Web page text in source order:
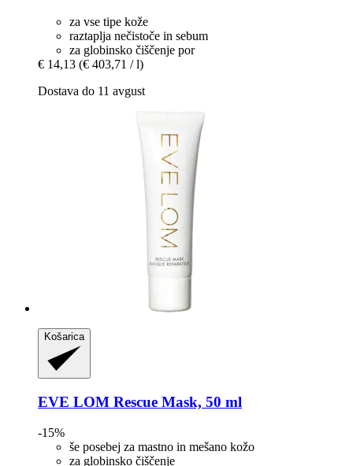
za vse tipe kože
raztaplja nečistoče in sebum
za globinsko čiščenje por
€ 14,13 (€ 403,71 / l)
Dostava do 11 avgust
Košarica
EVE LOM Rescue Mask, 50 ml
-15%
še posebej za mastno in mešano kožo
za globinsko čiščenje